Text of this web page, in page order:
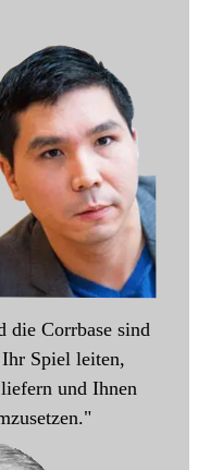
die Corrbase sind
Spiel leiten,
und Ihnen